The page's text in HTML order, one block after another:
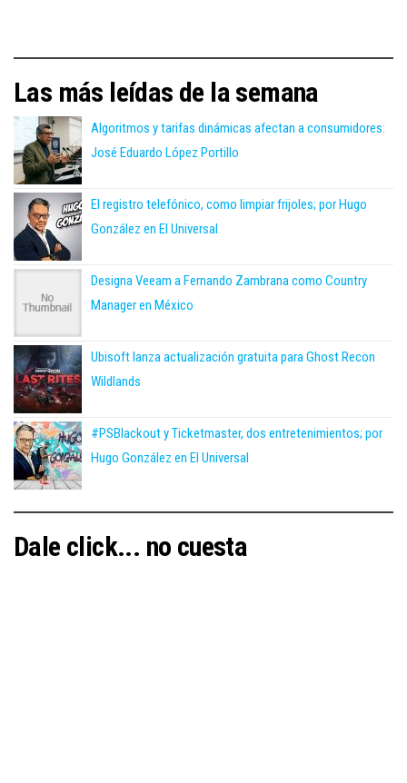
Las más leídas de la semana
Algoritmos y tarifas dinámicas afectan a consumidores:
José Eduardo López Portillo
El registro telefónico, como limpiar frijoles; por Hugo
González en El Universal
Designa Veeam a Fernando Zambrana como Country
Manager en México
Ubisoft lanza actualización gratuita para Ghost Recon
Wildlands
#PSBlackout y Ticketmaster, dos entretenimientos; por
Hugo González en El Universal
Dale click... no cuesta